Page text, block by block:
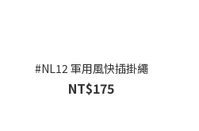
#NL12 軍用風快插掛繩
NT$175